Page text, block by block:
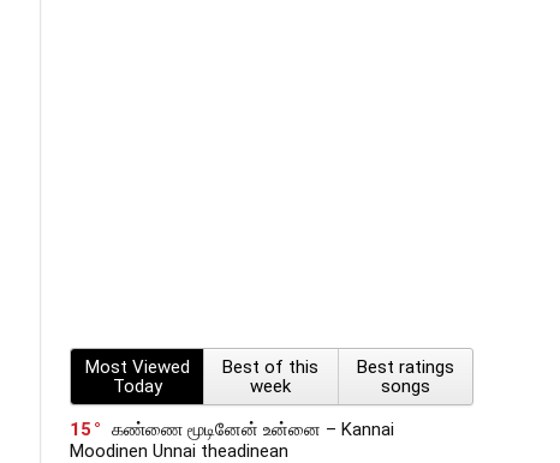
Most Viewed
Today
Best of this
week
Best ratings
songs
15
கண்ணை மூடினேன் உன்னை – Kannai
Moodinen Unnai theadinean